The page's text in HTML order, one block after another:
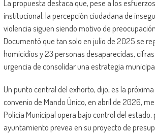
La propuesta destaca que, pese a los
institucional, la percepción ciudadana de
violencia siguen siendo motivo de
Documentó que tan solo en julio de 2025 se
homicidios y 23 personas desaparecidas,
urgencia de consolidar una estrategia
Un punto central del exhorto, dijo, es la
convenio de Mando Único, en abril de 2026,
Policía Municipal opera bajo control del estado,
ayuntamiento prevea en su proyecto de